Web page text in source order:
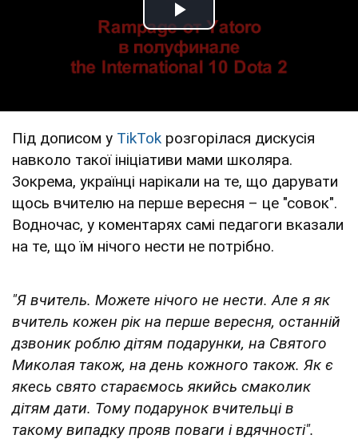
Play Video
Під дописом у TikTok розгорілася дискусія
навколо такої ініціативи мами школяра.
Зокрема, українці нарікали на те, що дарувати
щось вчителю на перше вересня – це "совок".
Водночас, у коментарях самі педагоги вказали
на те, що їм нічого нести не потрібно.
"Я вчитель. Можете нічого не нести. Але я як
вчитель кожен рік на перше вересня, останній
дзвоник роблю дітям подарунки, на Святого
Миколая також, на день кожного також. Як є
якесь свято стараємось якийсь смаколик
дітям дати. Тому подарунок вчительці в
такому випадку прояв поваги і вдячності".